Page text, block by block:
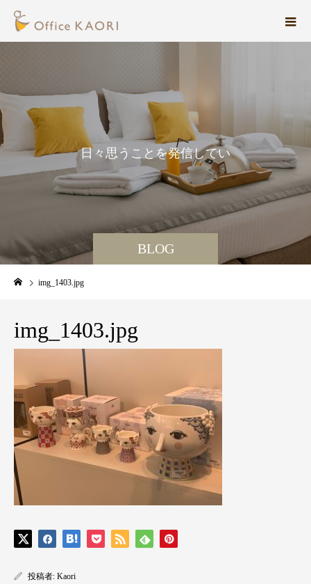
BLOG
日々思うことを発信しています。
img_1403.jpg
img_1403.jpg
投稿者: Kaori